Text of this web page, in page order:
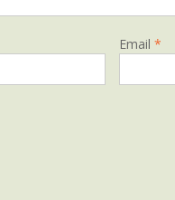
Email *